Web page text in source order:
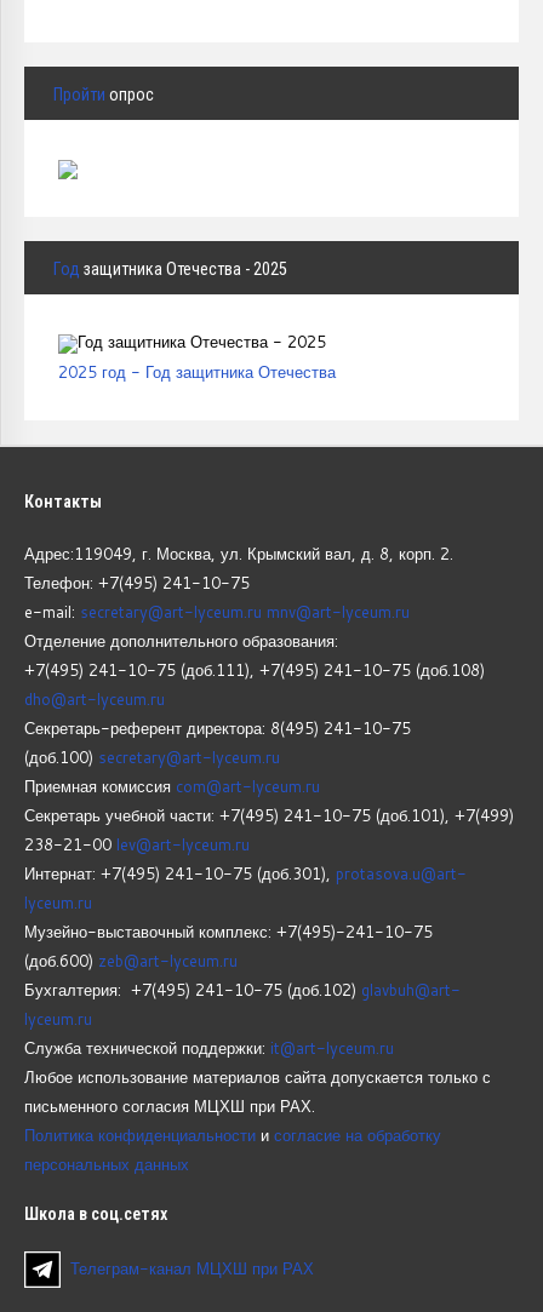
Пройти опрос
Год защитника Отечества - 2025
2025 год - Год защитника Отечества
Контакты
Адрес:119049, г. Москва, ул. Крымский вал, д. 8, корп. 2.
Телефон: +7(495) 241-10-75
e-mail: secretary@art-lyceum.ru mnv@art-lyceum.ru
Отделение дополнительного образования:
+7(495) 241-10-75 (доб.111), +7(495) 241-10-75 (доб.108)
dho@art-lyceum.ru
Секретарь-референт директора: 8(495) 241-10-75
(доб.100) secretary@art-lyceum.ru
Приемная комиссия com@art-lyceum.ru
Секретарь учебной части: +7(495) 241-10-75 (доб.101), +7(499)
238-21-00 lev@art-lyceum.ru
Интернат: +7(495) 241-10-75 (доб.301), protasova.u@art-
lyceum.ru
Музейно-выставочный комплекс: +7(495)-241-10-75
(доб.600) zeb@art-lyceum.ru
Бухгалтерия: +7(495) 241-10-75 (доб.102) glavbuh@art-
lyceum.ru
Служба технической поддержки: it@art-lyceum.ru
Любое использование материалов сайта допускается только с
письменного согласия МЦХШ при РАХ.
Политика конфиденциальности и согласие на обработку
персональных данных
Школа в соц.сетях
Телеграм-канал МЦХШ при РАХ